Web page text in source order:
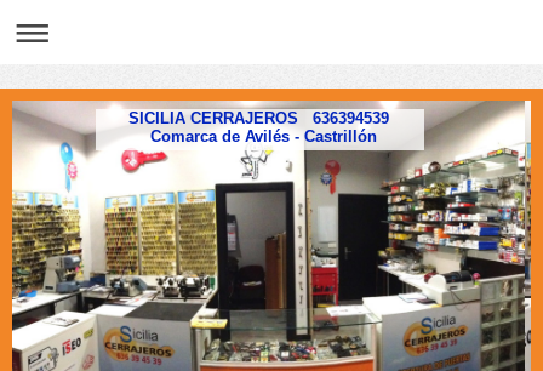
SICILIA CERRAJEROS 636394539
Comarca de Avilés - Castrillón